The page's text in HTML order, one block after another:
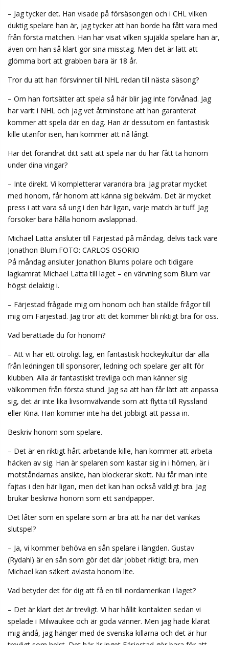
– Jag tycker det. Han visade på försäsongen och i CHL vilken
duktig spelare han är, jag tycker att han borde ha fått vara med
från första matchen. Han har visat vilken sjujäkla spelare han är,
även om han så klart gör sina misstag. Men det är lätt att
glömma bort att grabben bara är 18 år.
Tror du att han försvinner till NHL redan till nästa säsong?
– Om han fortsätter att spela så här blir jag inte förvånad. Jag
har varit i NHL och jag vet åtminstone att han garanterat
kommer att spela där en dag. Han är dessutom en fantastisk
kille utanför isen, han kommer att nå långt.
Har det förändrat ditt sätt att spela när du har fått ta honom
under dina vingar?
– Inte direkt. Vi kompletterar varandra bra. Jag pratar mycket
med honom, får honom att känna sig bekväm. Det är mycket
press i att vara så ung i den här ligan, varje match är tuff. Jag
försöker bara hålla honom avslappnad.
Michael Latta ansluter till Färjestad på måndag, delvis tack vare
Jonathon Blum.FOTO: CARLOS OSORIO
På måndag ansluter Jonathon Blums polare och tidigare
lagkamrat Michael Latta till laget – en värvning som Blum var
högst delaktig i.
– Färjestad frågade mig om honom och han ställde frågor till
mig om Färjestad. Jag tror att det kommer bli riktigt bra för oss.
Vad berättade du för honom?
– Att vi har ett otroligt lag, en fantastisk hockeykultur där alla
från ledningen till sponsorer, ledning och spelare ger allt för
klubben. Alla är fantastiskt trevliga och man känner sig
välkommen från första stund. Jag sa att han får lätt att anpassa
sig, det är inte lika livsomvälvande som att flytta till Ryssland
eller Kina. Han kommer inte ha det jobbigt att passa in.
Beskriv honom som spelare.
– Det är en riktigt hårt arbetande kille, han kommer att arbeta
häcken av sig. Han är spelaren som kastar sig in i hörnen, är i
motståndarnas ansikte, han blockerar skott. Nu får man inte
fajtas i den här ligan, men det kan han också väldigt bra. Jag
brukar beskriva honom som ett sandpapper.
Det låter som en spelare som är bra att ha när det vankas
slutspel?
– Ja, vi kommer behöva en sån spelare i längden. Gustav
(Rydahl) är en sån som gör det där jobbet riktigt bra, men
Michael kan säkert avlasta honom lite.
Vad betyder det för dig att få en till nordamerikan i laget?
– Det är klart det är trevligt. Vi har hållit kontakten sedan vi
spelade i Milwaukee och är goda vänner. Men jag hade klarat
mig ändå, jag hänger med de svenska killarna och det är hur